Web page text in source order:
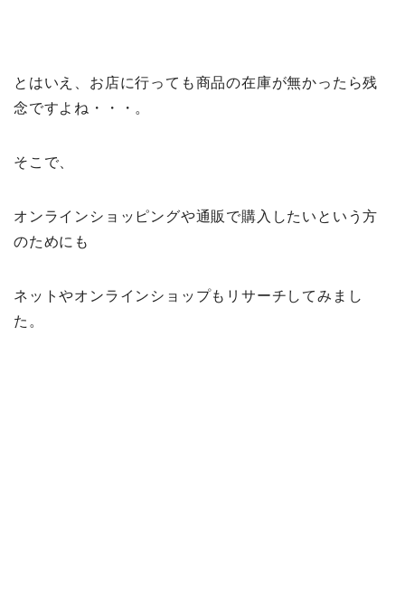
とはいえ、お店に行っても商品の在庫が無かったら残
念ですよね・・・。
そこで、
オンラインショッピングや通販で購入したいという方
のためにも
ネットやオンラインショップもリサーチしてみまし
た。